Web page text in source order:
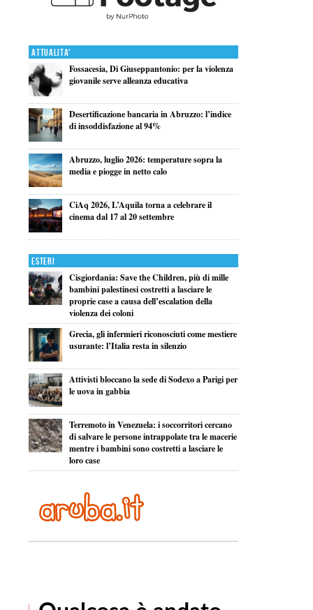
Attualita'
Fossacesia, Di Giuseppantonio: per la violenza
giovanile serve alleanza educativa
Desertificazione bancaria in Abruzzo: l’indice
di insoddisfazione al 94%
Abruzzo, luglio 2026: temperature sopra la
media e piogge in netto calo
CiAq 2026, L’Aquila torna a celebrare il
cinema dal 17 al 20 settembre
Esteri
Cisgiordania: Save the Children, più di mille
bambini palestinesi costretti a lasciare le
proprie case a causa dell’escalation della
violenza dei coloni
Grecia, gli infermieri riconosciuti come mestiere
usurante: l’Italia resta in silenzio
Attivisti bloccano la sede di Sodexo a Parigi per
le uova in gabbia
Terremoto in Venezuela: i soccorritori cercano
di salvare le persone intrappolate tra le macerie
mentre i bambini sono costretti a lasciare le
loro case